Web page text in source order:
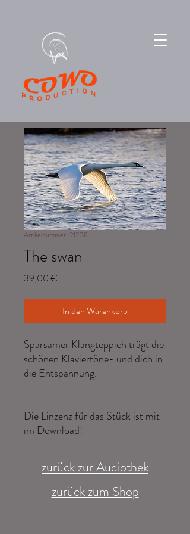
Artikelnummer: 21208
The swan
39,00 €
In den Warenkorb
Sparsamer Klangteppich trägt die
schönen Klaviertöne- und dich in
die Entspannung.
Die Linzenz für das Stück ist mit
im Download!
zurück zur Audiothek
zurück zum Shop